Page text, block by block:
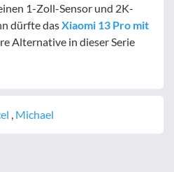
1-Zoll-Sensor und 2K-
dürfte dasXiaomi 13 Pro mit
Alternative in dieser Serie
Michael